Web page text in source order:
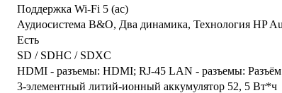
Поддержка Wi-Fi 5 (ac)
Аудиосистема B&O, Два динамика, Технология HP
Есть
SD /­ SDHC /­ SDXC
HDMI - разъемы: HDMI; RJ-45 LAN - разъемы:
3-элементный литий-ионный аккумулятор 52, 5 Вт*ч